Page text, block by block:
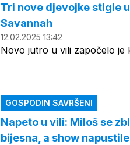
Tri nove djevojke stigle
Savannah
12.02.2025 13:42
Novo jutro u vili započelo je
GOSPODIN SAVRŠENI
Napeto u vili: Miloš se
bijesna, a show